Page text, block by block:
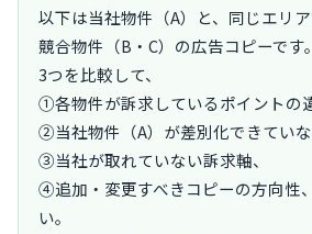
以下は当社物件（A）と、同じエリ
競合物件（B・C）の広告コピーです。
3つを比較して、
①各物件が訴求しているポイントの違
②当社物件（A）が差別化できていな
③当社が取れていない訴求軸、
④追加・変更すべきコピーの方向性
い。